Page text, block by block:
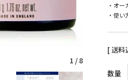
1 / 8
・オー
・使い
送料